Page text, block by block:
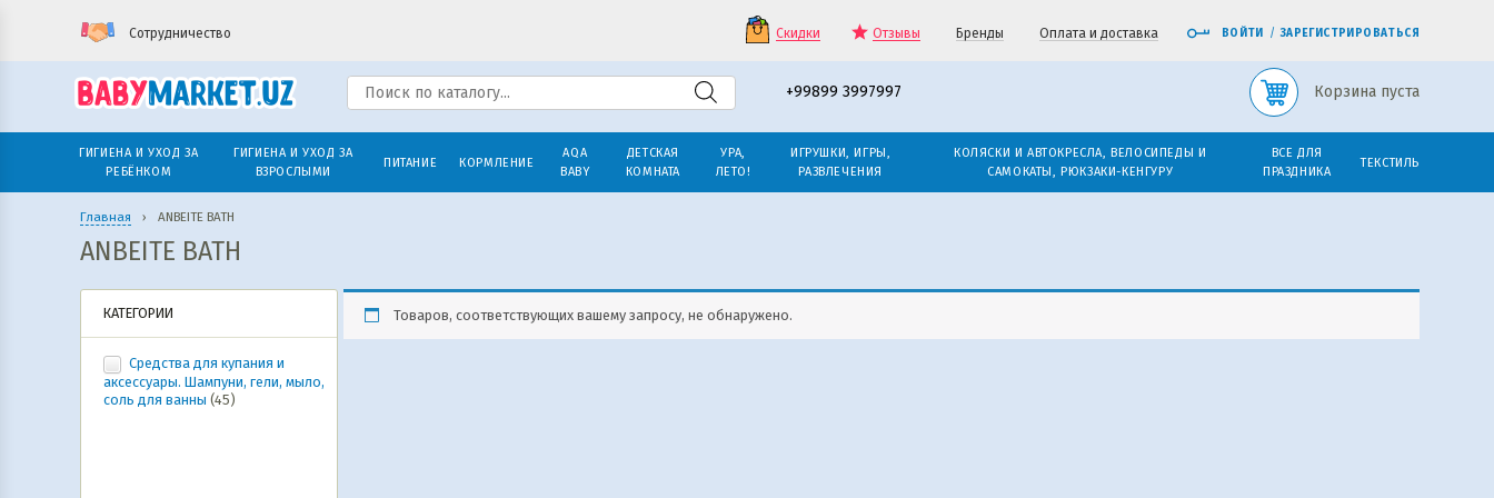
Сотрудничество Скидки Отзывы Бренды Оплата и доставка ВОЙТИ / ЗАРЕГИСТРИРОВАТЬСЯ
+99899 3997997 Корзина пуста
ГИГИЕНА И УХОД ЗА
РЕБЁНКОМ
ГИГИЕНА И УХОД ЗА
ВЗРОСЛЫМИ
ПИТАНИЕ КОРМЛЕНИЕ
AQA
BABY
ДЕТСКАЯ
КОМНАТА
УРА,
ЛЕТО!
ИГРУШКИ, ИГРЫ,
РАЗВЛЕЧЕНИЯ
КОЛЯСКИ И АВТОКРЕСЛА, ВЕЛОСИПЕДЫ И
САМОКАТЫ, РЮКЗАКИ-КЕНГУРУ
ВСЕ ДЛЯ
ПРАЗДНИКА
ТЕКСТИЛЬ
Главная › ANBEITE BATH
ANBEITE BATH
КАТЕГОРИИ
Средства для купания и
аксессуары. Шампуни, гели, мыло,
соль для ванны (45)
Товаров, соответствующих вашему запросу, не обнаружено.